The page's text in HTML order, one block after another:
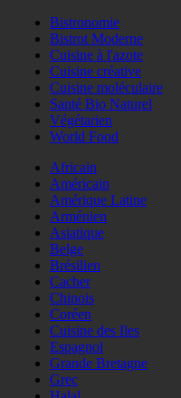
Bistronomie
Bistrot Moderne
Cuisine à l'azote
Cuisine créative
Cuisine moléculaire
Santé Bio Naturel
Végétarien
World Food
Africain
Américain
Amérique Latine
Arménien
Asiatique
Belge
Brésilien
Cacher
Chinois
Coréen
Cuisine des Iles
Espagnol
Grande Bretagne
Grec